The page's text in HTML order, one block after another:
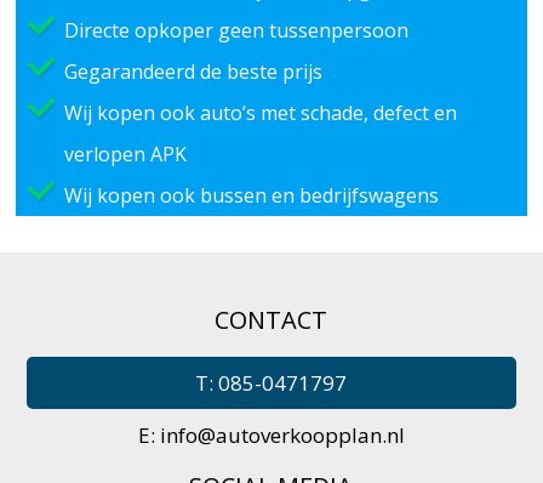
Directe opkoper geen tussenpersoon
Gegarandeerd de beste prijs
Wij kopen ook auto’s met schade, defect en
verlopen APK
Wij kopen ook bussen en bedrijfswagens
CONTACT
T: 085-0471797
E: info@autoverkoopplan.nl